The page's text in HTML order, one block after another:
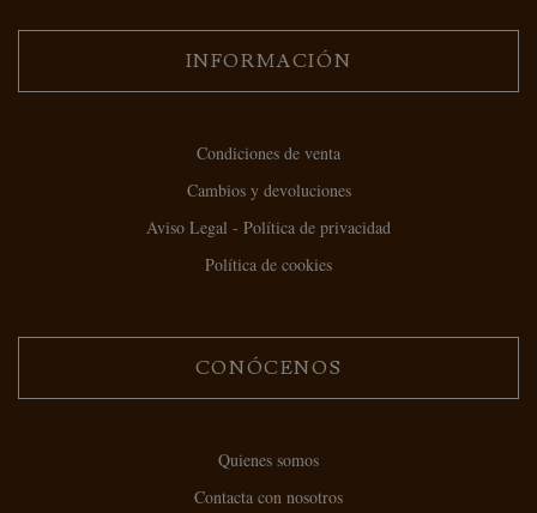
INFORMACIÓN
Condiciones de venta
Cambios y devoluciones
Aviso Legal - Política de privacidad
Política de cookies
CONÓCENOS
Quienes somos
Contacta con nosotros